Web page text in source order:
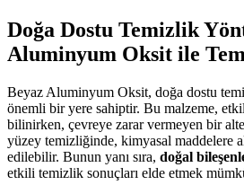
Doğa Dostu Temizlik
Aluminyum Oksit ile
Beyaz Aluminyum Oksit, doğa dostu
önemli bir yere sahiptir. Bu malzeme,
bilinirken, çevreye zarar vermeyen bir
yüzey temizliğinde, kimyasal maddelere
edilebilir. Bunun yanı sıra, doğal
etkili temizlik sonuçları elde etmek